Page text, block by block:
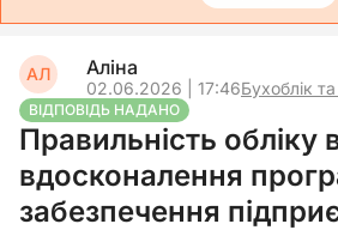
АЛ Аліна
02.06.2026 | 17:46Бухоблік та
ВІДПОВІДЬ НАДАНО
Правильність обліку
вдосконалення
забезпечення